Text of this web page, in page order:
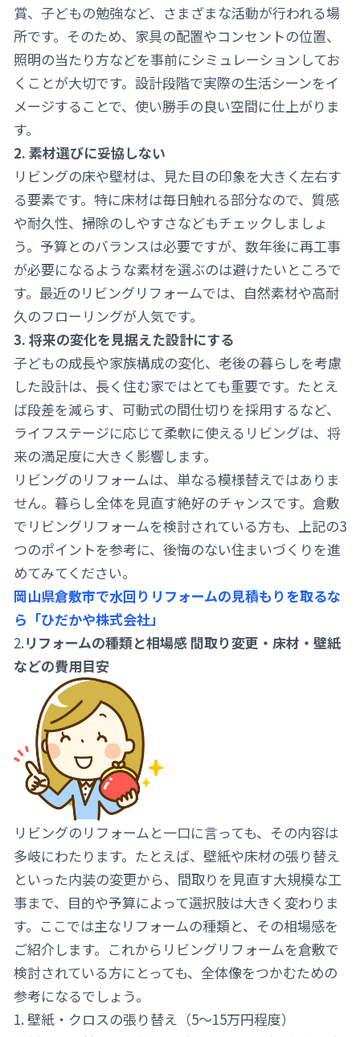
賞、子どもの勉強など、さまざまな活動が行われる場
所です。そのため、家具の配置やコンセントの位置、
照明の当たり方などを事前にシミュレーションしてお
くことが大切です。設計段階で実際の生活シーンをイ
メージすることで、使い勝手の良い空間に仕上がりま
す。
2. 素材選びに妥協しない
リビングの床や壁材は、見た目の印象を大きく左右す
る要素です。特に床材は毎日触れる部分なので、質感
や耐久性、掃除のしやすさなどもチェックしましょ
う。予算とのバランスは必要ですが、数年後に再工事
が必要になるような素材を選ぶのは避けたいところで
す。最近のリビングリフォームでは、自然素材や高耐
久のフローリングが人気です。
3. 将来の変化を見据えた設計にする
子どもの成長や家族構成の変化、老後の暮らしを考慮
した設計は、長く住む家ではとても重要です。たとえ
ば段差を減らす、可動式の間仕切りを採用するなど、
ライフステージに応じて柔軟に使えるリビングは、将
来の満足度に大きく影響します。
リビングのリフォームは、単なる模様替えではありま
せん。暮らし全体を見直す絶好のチャンスです。倉敷
でリビングリフォームを検討されている方も、上記の3
つのポイントを参考に、後悔のない住まいづくりを進
めてみてください。
岡山県倉敷市で水回りリフォームの見積もりを取るな
ら「ひだかや株式会社」
2.リフォームの種類と相場感 間取り変更・床材・壁紙
などの費用目安
リビングのリフォームと一口に言っても、その内容は
多岐にわたります。たとえば、壁紙や床材の張り替え
といった内装の変更から、間取りを見直す大規模な工
事まで、目的や予算によって選択肢は大きく変わりま
す。ここでは主なリフォームの種類と、その相場感を
ご紹介します。これからリビングリフォームを倉敷で
検討されている方にとっても、全体像をつかむための
参考になるでしょう。
1. 壁紙・クロスの張り替え（5〜15万円程度）